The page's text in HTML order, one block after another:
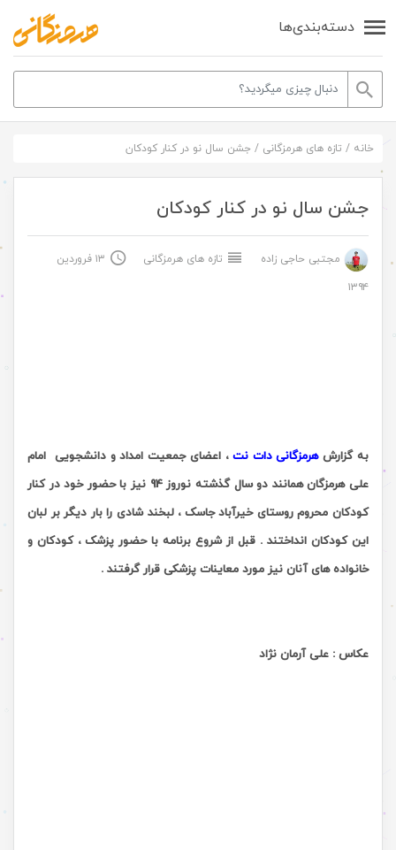
دسته‌بندی‌ها
خانه / تازه های هرمزگانی / جشن سال نو در کنار کودکان
جشن سال نو در کنار کودکان
مجتبی حاجی زاده تازه های هرمزگانی
۱۳ فروردین
۱۳۹۴
به گزارشهرمزگانی دات نت ، اعضای جمعیت امداد و دانشجویی امام
علی هرمزگان همانند دو سال گذشته نوروز 94 نیز با حضور خود در کنار
کودکان محروم روستای خیرآباد جاسک ، لبخند شادی را بار دیگر بر لبان
این کودکان انداختند . قبل از شروع برنامه با حضور پزشک ، کودکان و
خانواده های آنان نیز مورد معاینات پزشکی قرار گرفتند .
عکاس : علی آرمان نژاد